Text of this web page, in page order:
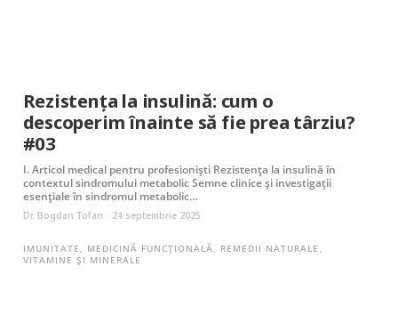
Rezistența la insulină: cum o
descoperim înainte să fie prea târziu?
#03
I. Articol medical pentru profesionişti Rezistenţa la insulină în
contextul sindromului metabolic Semne clinice și investigații
esențiale în sindromul metabolic…
Dr. Bogdan Tofan 24 septembrie 2025
IMUNITATE, MEDICINĂ FUNCȚIONALĂ, REMEDII NATURALE ,
VITAMINE ȘI MINERALE